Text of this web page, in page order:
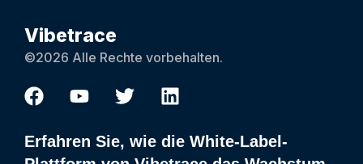
Vibetrace
©2026 Alle Rechte vorbehalten.
Erfahren Sie, wie die White-Label-